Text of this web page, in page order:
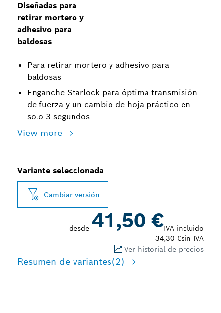
Diseñadas para
retirar mortero y
adhesivo para
baldosas
Para retirar mortero y adhesivo para
baldosas
Enganche Starlock para óptima transmisión
de fuerza y un cambio de hoja práctico en
solo 3 segundos
View more
Variante seleccionada
Cambiar versión
desde 41,50 €IVA incluido
34,30 €sin IVA
Ver historial de precios
Resumen de variantes(2)